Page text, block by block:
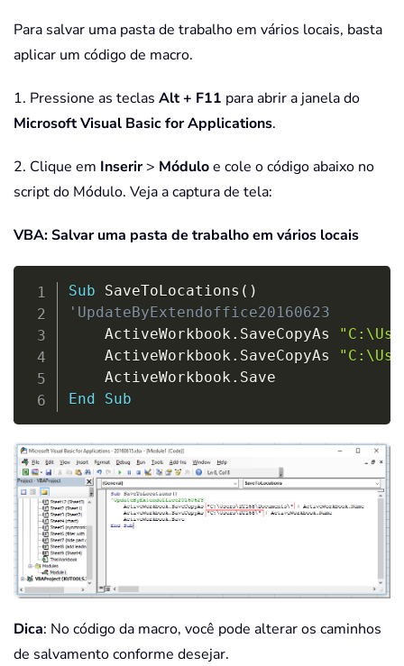
Para salvar uma pasta de trabalho em vários locais, basta
aplicar um código de macro.
1. Pressione as teclas Alt + F11 para abrir a janela do
Microsoft Visual Basic for Applications.
2. Clique em Inserir> Móduloe cole o código abaixo no
script do Módulo. Veja a captura de tela:
VBA: Salvar uma pasta de trabalho em vários locais
Sub SaveToLocations ( )
'UpdateByExtendoffice20160623
    ActiveWorkbook
. SaveCopyAs
    ActiveWorkbook
. SaveCopyAs
    ActiveWorkbook
.
End
Sub
Dica: No código da macro, você pode alterar os caminhos
de salvamento conforme desejar.